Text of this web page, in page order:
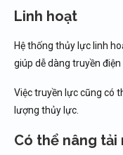
Máy uốn thủy
Hệ thống thuỷ
Địa chỉ cung cấp
Linh hoạt
Hệ thống thủy lực linh
giúp dễ dàng truyền điện
Việc truyền lực cũng có
lượng thủy lực.
Có thể nâng tải